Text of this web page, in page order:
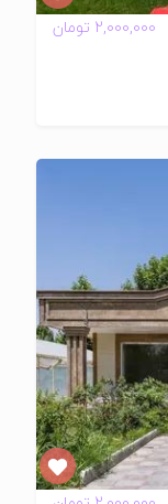
2,000,000 تومان